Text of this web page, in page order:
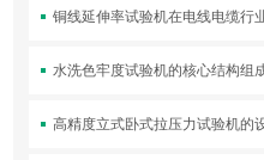
铜线延伸率试验机在电线电缆行
水洗色牢度试验机的核心结构组
高精度立式卧式拉压力试验机的